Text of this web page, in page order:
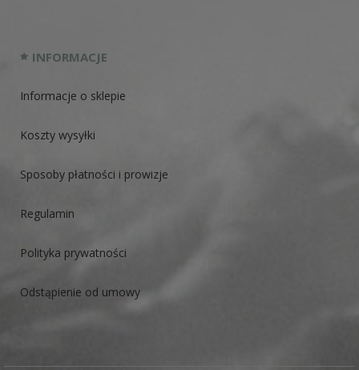
INFORMACJE
Informacje o sklepie
Koszty wysyłki
Sposoby płatności i prowizje
Regulamin
Polityka prywatności
Odstąpienie od umowy